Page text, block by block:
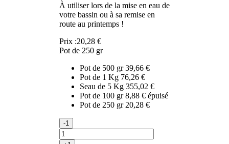
À utiliser lors de la mise en eau de
votre bassin ou à sa remise en
route au printemps !
Prix :20,28 €
Pot de 250 gr
Pot de 500 gr39,66 €
Pot de 1 Kg 76,26 €
Seau de 5 Kg 355,02 €
Pot de 100 gr8,88 € épuisé
Pot de 250 gr 20,28 €
-1